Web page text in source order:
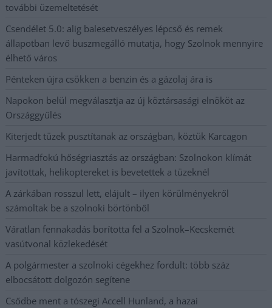
további üzemeltetését
Csendélet 5.0: alig balesetveszélyes lépcső és remek
állapotban levő buszmegálló mutatja, hogy Szolnok mennyire
élhető város
Pénteken újra csökken a benzin és a gázolaj ára is
Napokon belül megválasztja az új köztársasági elnököt az
Országgyűlés
Kiterjedt tüzek pusztítanak az országban, köztük Karcagon
Harmadfokú hőségriasztás az országban: Szolnokon klímát
javítottak, helikoptereket is bevetettek a tüzeknél
A zárkában rosszul lett, elájult – ilyen körülményekről
számoltak be a szolnoki börtönből
Váratlan fennakadás borította fel a Szolnok–Kecskemét
vasútvonal közlekedését
A polgármester a szolnoki cégekhez fordult: több száz
elbocsátott dolgozón segítene
Csődbe ment a tószegi Accell Hunland, a hazai